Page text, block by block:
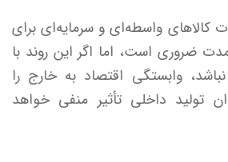
کالاهای واسطه‌ای و سرمایه‌ای برای
ضروری است، اما اگر این روند با
وابستگی اقتصاد به خارج را
تولید داخلی تأثیر منفی خواهد